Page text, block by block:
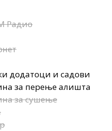
Радио
додатоци и садови
за перење алишта
за сушење